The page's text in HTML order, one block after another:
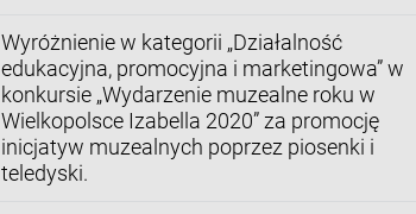
Wyróżnienie w kategorii „Działalność
edukacyjna, promocyjna i marketingowa” w
konkursie „Wydarzenie muzealne roku w
Wielkopolsce Izabella 2020” za promocję
inicjatyw muzealnych poprzez piosenki i
teledyski.